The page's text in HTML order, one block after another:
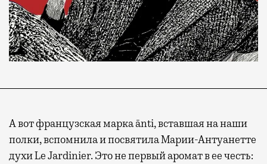
Современный путешественник часто берет
с собой не только чемодан, но и ноутбук.
не в потерянное время, а в возможность
активности в путешествии, например
забронировать нужные билеты и рестораны.
А вот французская марка ānti, вставшая на наши
полки, вспомнила и посвятила Марии-Антуанетте
духи Le Jardinier. Это не первый аромат в ее честь: